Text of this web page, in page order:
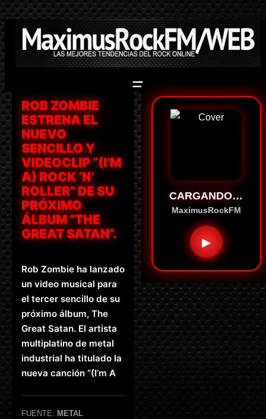
Saltar
contenido
ROB ZOMBIE
ESTRENA EL
NUEVO
SENCILLO Y
VIDEOCLIP “(I’M
A) ROCK ‘N’
ROLLER” DE SU
PRÓXIMO
ÁLBUM “THE
GREAT SATAN”.
Rob Zombie ha lanzado
un video musical para
el tercer sencillo de su
próximo álbum, The
Great Satan. El artista
multiplatino de metal
industrial ha titulado la
nueva canción “(I’m A
FUENTE: METAL
CARGANDO…
MaximusRockFM
▶